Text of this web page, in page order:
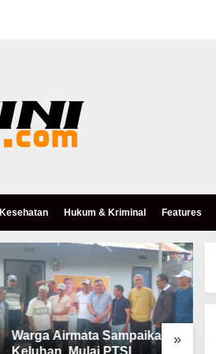
Kesehatan Hukum & Kriminal Features
»
Warga Airmata Sampaikan